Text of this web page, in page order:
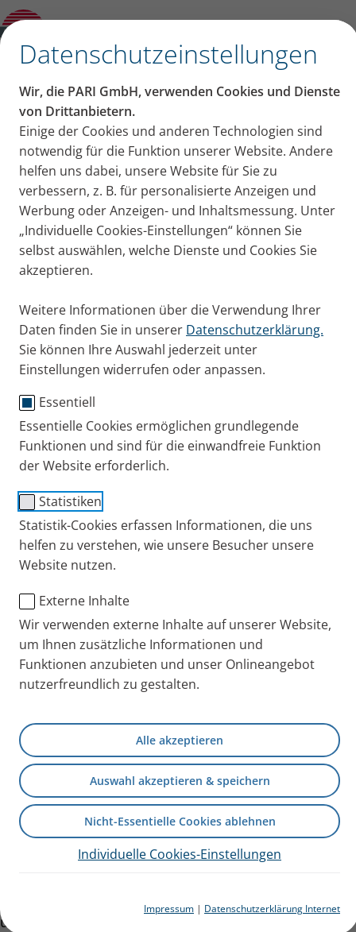
Datenschutzeinstellungen
Wir, die PARI GmbH, verwenden Cookies und Dienste
von Drittanbietern.
Einige der Cookies und anderen Technologien sind
notwendig für die Funktion unserer Website. Andere
helfen uns dabei, unsere Website für Sie zu
verbessern, z. B. für personalisierte Anzeigen und
Werbung oder Anzeigen- und Inhaltsmessung. Unter
„Individuelle Cookies-Einstellungen“ können Sie
selbst auswählen, welche Dienste und Cookies Sie
akzeptieren.
Weitere Informationen über die Verwendung Ihrer
Daten finden Sie in unserer Datenschutzerklärung.
Sie können Ihre Auswahl jederzeit unter
Einstellungen widerrufen oder anpassen.
Essentiell
Essentielle Cookies ermöglichen grundlegende
Funktionen und sind für die einwandfreie Funktion
der Website erforderlich.
Statistiken
Statistik-Cookies erfassen Informationen, die uns
helfen zu verstehen, wie unsere Besucher unsere
Website nutzen.
Externe Inhalte
Wir verwenden externe Inhalte auf unserer Website,
um Ihnen zusätzliche Informationen und
Funktionen anzubieten und unser Onlineangebot
nutzerfreundlich zu gestalten.
Alle akzeptieren
Auswahl akzeptieren & speichern
Nicht-Essentielle Cookies ablehnen
Individuelle Cookies-Einstellungen
Impressum | Datenschutzerklärung Internet
Mein Kind hat Mukoviszidose – Wie Eltern
mit der Diagnose umgehen
Mein Kind hat
Mukoviszidose – Wie
Eltern mit der Diagnose
umgehen
Wird bei einem Kind Mukoviszidose diagnostiziert,
gehen Eltern meist durch ein Tief. Drei Familien
Blog.
Publiziert
Di. 30. April 2019
Eltern + Kind Erfahrungsberichte Mukoviszidose
unheilbaren Erbkrankheit
Fibrose/ CF) leidet, ist das meist ein Schock. Alles
sieht nach eingeschränkter Lebenswartung,
umfangreicher Therapie und viel Leid aus. Wir haben
mit Eltern von an Mukoviszidose erkrankten Kindern
zur Diagnosestellung? Wie sind sie mit der schweren
Diagnoseumgegangen und was hat ihnen geholfen,
die Mukoviszidose zu akzeptieren? Die Bilanz: Nach
einem emotionalen Tal kehren Hoffnung,
Gelassenheit und Freude ins Leben zurück.
Bennet war ein Jahr und neun Monate alt, als bei
wurde. Er war sehr zierlich, viel zu klein für sein Alter
und hatte auch schon eine Lungenentzündung hinter